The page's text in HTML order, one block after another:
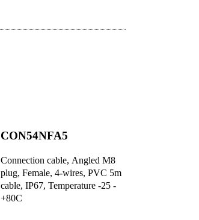
CON54NFA5
Connection cable, Angled M8
plug, Female, 4-wires, PVC 5m
cable, IP67, Temperature -25 -
+80C